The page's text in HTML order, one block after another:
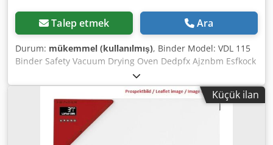
Talep etmek Ara
Durum: mükemmel (kullanılmış), Binder Model: VDL 115
Binder Safety Vacuum Drying Oven Dedpfx Ajznbm Esfkock
For sale is a BINDER VDL 115 safety vacuum drying oven,
designed for professional use in laboratories, industry,
and research. Device Description: The BINDER VDL 115 is
an explosion-proof vacuum drying oven for gentle drying,
degassing, and conditioning of materials under vacuum.
The unit is specifically designed for applications involving
Küçük ilan